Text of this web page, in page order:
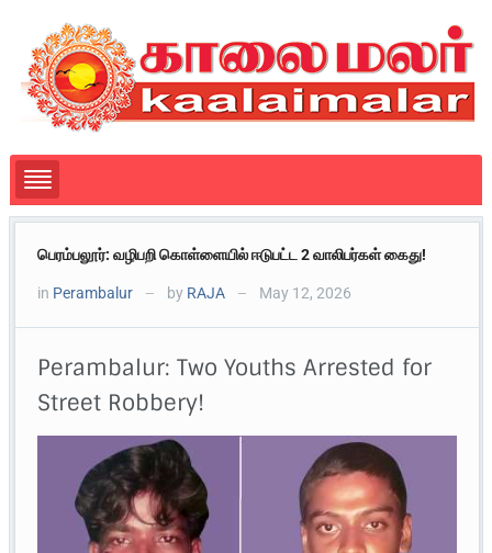
பெரம்பலூர்: வழிபறி கொள்ளையில் ஈடுபட்ட 2 வாலிபர்கள் கைது!
in Perambalur — by RAJA — May 12, 2026
Perambalur: Two Youths Arrested for
Street Robbery!